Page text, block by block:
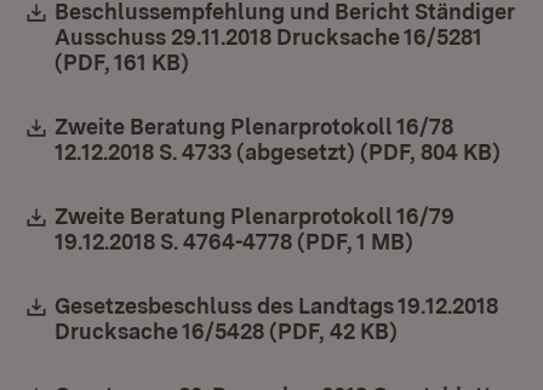
Download:
Beschlussempfehlung und Bericht Ständiger
Ausschuss 29.11.2018 Drucksache 16/5281
(PDF, 161 KB)
Download:
Zweite Beratung Plenarprotokoll 16/78
12.12.2018 S. 4733 (abgesetzt) (PDF, 804 KB)
Download:
Zweite Beratung Plenarprotokoll 16/79
19.12.2018 S. 4764-4778 (PDF, 1 MB)
Download:
Gesetzesbeschluss des Landtags 19.12.2018
Drucksache 16/5428 (PDF, 42 KB)